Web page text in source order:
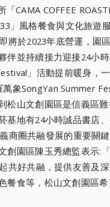
CAMA COFFEE
」風格餐食與文化旅遊
將於2023年底營運，園
伴並持續接力迎接24小時
」活動提前暖身，
象SongYan Summer
松山文創園區是信義區
基地有24小時誠品書店
商圈共融發展的重要關
創園區陳玉秀總監表示:
共好共融，提供友善及
餐食等，松山文創園區